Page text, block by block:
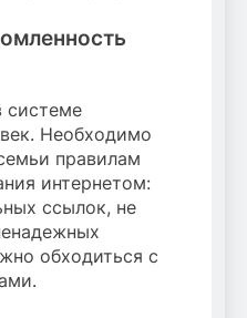
системе
Необходимо
правилам
интернетом:
ссылок, не
обходиться с